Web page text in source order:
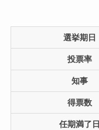
選挙期日
投票率
知事
得票数
任期満了日